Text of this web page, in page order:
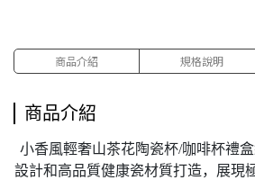
商品介紹 規格說明
商品介紹
小香風輕奢山茶花陶瓷杯/咖啡杯禮
設計和高品質健康瓷材質打造，展現